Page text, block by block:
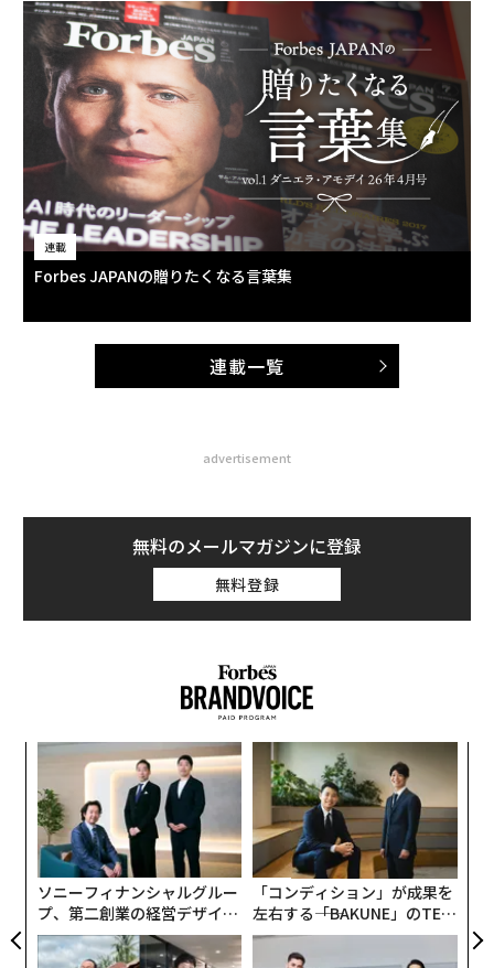
連載
Forbes JAPANの贈りたくなる言葉集
連載一覧
advertisement
無料のメールマガジンに登録
無料登録
ソニーフィナンシャルグルー
プ、第二創業の経営デザイン
──カギは意志を引き出し、
束ね、共創すること
「コンディション」が成果を
左右する――「BAKUNE」のTEN
TIALが支える「挑戦者の明
〜